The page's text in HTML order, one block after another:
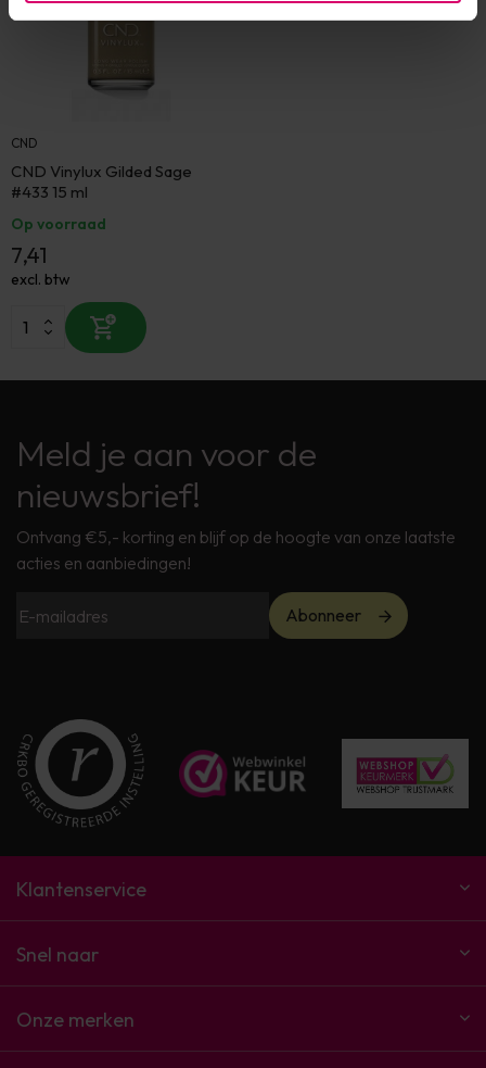
CND
CND Vinylux Gilded Sage
#433 15 ml
Op voorraad
7,41
excl. btw
Meld je aan voor de
nieuwsbrief!
Ontvang €5,- korting en blijf op de hoogte van onze laatste
acties en aanbiedingen!
Abonneer
Klantenservice
Snel naar
Onze merken